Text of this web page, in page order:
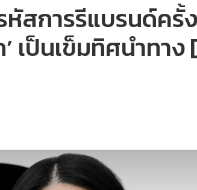
หัสการรีแบรนด์ค
เป็นเข็มทิศนำทา